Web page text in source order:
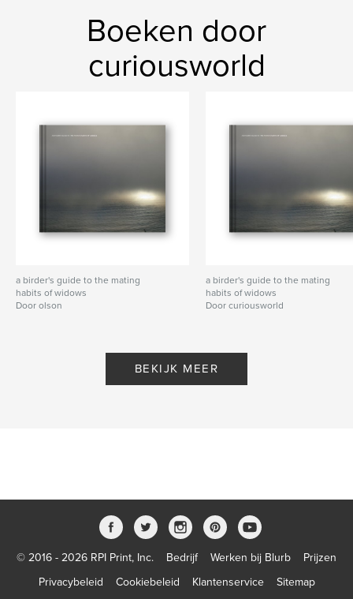
Boeken door
curiousworld
a birder's guide to the mating
habits of widows
Door olson
a birder's guide to the mating
habits of widows
Door curiousworld
BEKIJK MEER
© 2016 - 2026 RPI Print, Inc. Bedrijf Werken bij Blurb
Prijzen
Privacybeleid
Cookiebeleid Klantenservice Sitemap